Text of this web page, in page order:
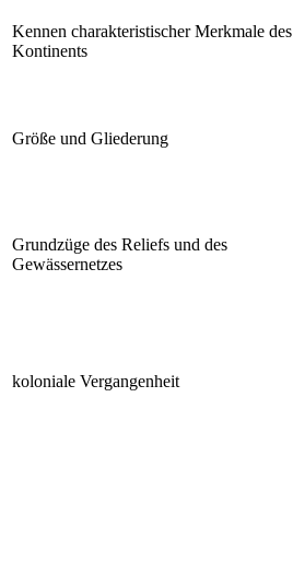
Kennen charakteristischer Merkmale des
Kontinents
Größe und Gliederung
Grundzüge des Reliefs und des
Gewässernetzes
koloniale Vergangenheit